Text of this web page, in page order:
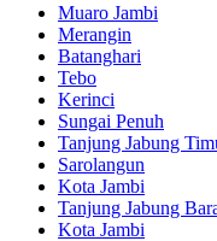
Muaro Jambi
Merangin
Batanghari
Tebo
Kerinci
Sungai Penuh
Tanjung Jabung
Sarolangun
Kota Jambi
Tanjung Jabung
Kota Jambi